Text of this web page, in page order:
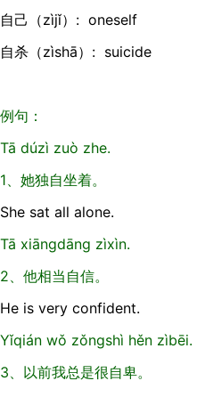
自己（zìjǐ）: oneself
自杀（zìshā）: suicide
例句：
Tā dúzì zuò zhe.
1、她独自坐着。
She sat all alone.
Tā xiāngdāng zìxìn.
2、他相当自信。
He is very confident.
Yǐqián wǒ zǒngshì hěn zìbēi.
3、以前我总是很自卑。